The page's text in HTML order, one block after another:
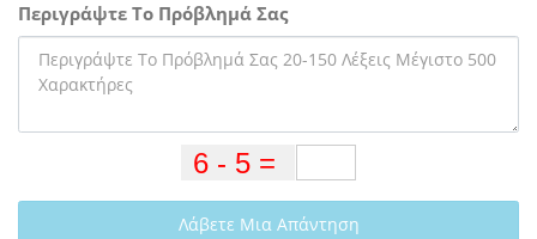
Περιγράψτε Το Πρόβλημά Σας
Λάβετε Μια Απάντηση